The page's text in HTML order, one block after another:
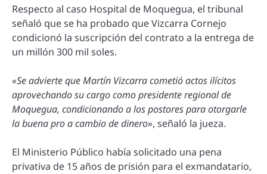
Respecto al caso Hospital de Moquegua, el tribunal
señaló que se ha probado que Vizcarra Cornejo
condicionó la suscripción del contrato a la entrega de
un millón 300 mil soles.
«Se advierte que Martín Vizcarra cometió actos ilícitos
aprovechando su cargo como presidente regional de
Moquegua, condicionando a los postores para otorgarle
la buena pro a cambio de dinero», señaló la jueza.
El Ministerio Público había solicitado una pena
privativa de 15 años de prisión para el exmandatario,